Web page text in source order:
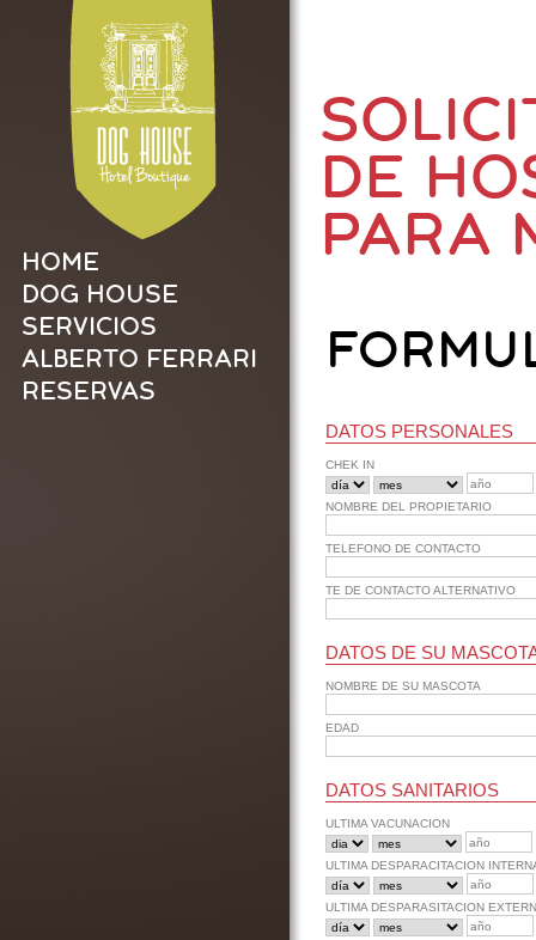
HOME
DOG HOUSE
SERVICIOS
ALBERTO FERRARI
RESERVAS
DE
PARA
DATOS PERSONALES
CHEK IN
NOMBRE DEL PROPIETARIO
TELEFONO DE CONTACTO
TE DE CONTACTO ALTERNATIVO
DATOS DE SU
NOMBRE DE SU MASCOTA
EDAD
DATOS SANITARIOS
ULTIMA VACUNACION
ULTIMA DESPARACITACION
ULTIMA DESPARASITACION